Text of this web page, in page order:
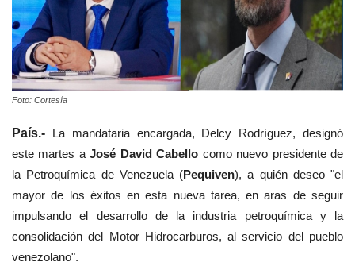
Foto: Cortesía
País.- La mandataria encargada, Delcy Rodríguez, designó
este martes aJosé David Cabello como nuevo presidentede
la Petroquímica de Venezuela (Pequiven), a quién deseo "el
mayor de los éxitosen esta nueva tarea, en aras de seguir
impulsando el desarrollo de la industria petroquímica y la
consolidación del Motor Hidrocarburos, al servicio del pueblo
venezolano".